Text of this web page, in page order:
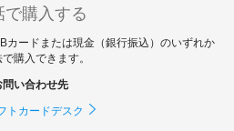
で購入する
カードまたは現金（銀行振込）のいずれか
購入できます。
問い合わせ先
トカードデスク